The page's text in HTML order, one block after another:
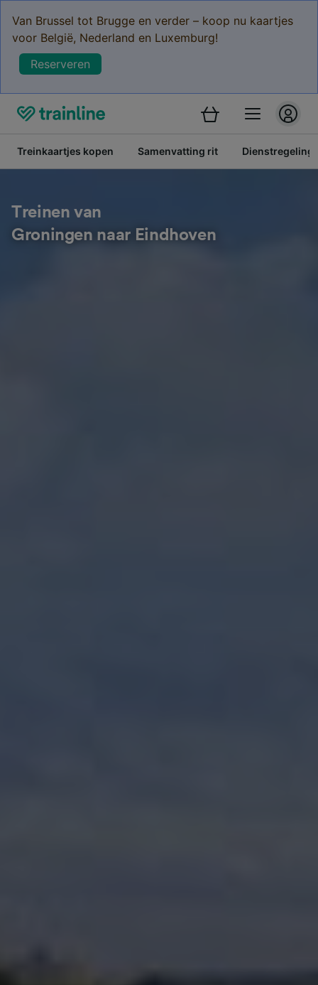
Van Brussel tot Brugge en verder – koop nu kaartjes
voor België, Nederland en Luxemburg!
Reserveren
Treinkaartjes kopen Samenvatting rit Dienstregeling
Treinen van
Groningen naar Eindhoven